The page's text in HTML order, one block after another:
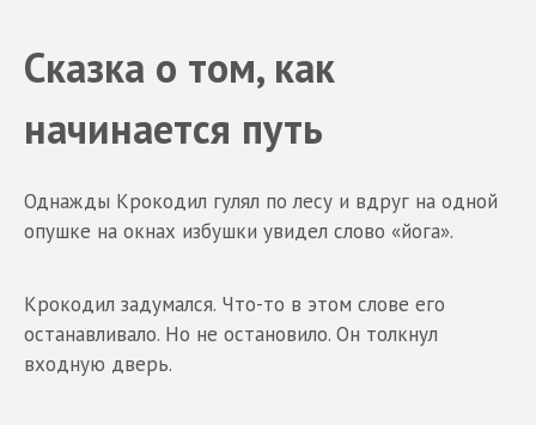
Сказка о том, как
начинается путь
Однажды Крокодил гулял по лесу и вдруг на одной
опушке на окнах избушки увидел слово «йога».
Крокодил задумался. Что-то в этом слове его
останавливало. Но не остановило. Он толкнул
входную дверь.